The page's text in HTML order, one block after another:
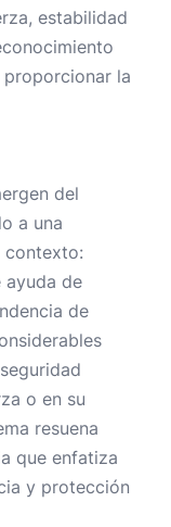
estabilidad
la
del
a una
contexto:
ayuda de
de
o en su
resuena
que enfatiza
y protección